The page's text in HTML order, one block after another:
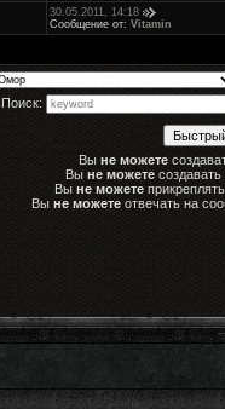
30.05.2011, 14:18
Сообщение от: Vitamin
Поиск:
Вы не можете
Вы не можете
Вы не можете
Вы не можете отвечать на